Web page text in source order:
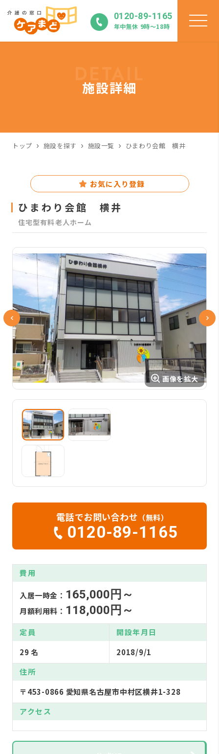
0120-89-1165
年中無休 9時〜18時
施設詳細
トップ 施設を探す 施設一覧 ひまわり会館 横井
お気に入り登録
ひまわり会館 横井
住宅型有料老人ホーム
電話でお問い合わせ （無料）
0120-89-1165
費用
入居一時金： 165,000円～
月額利用料： 118,000円～
定員
29 名
開設年月日
2018/9/1
住所
〒453-0866 愛知県名古屋市中村区横井1-328
アクセス